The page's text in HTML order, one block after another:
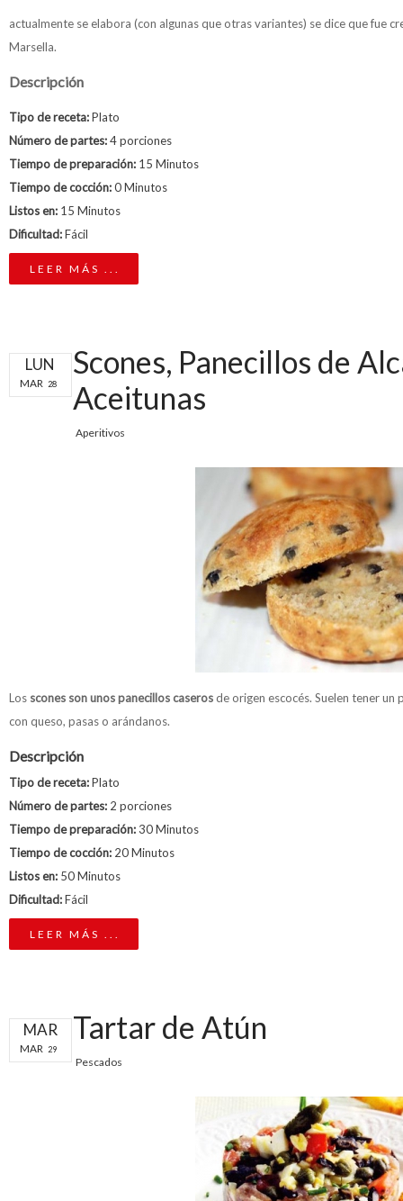
actualmente se elabora (con algunas que otras variantes) se dice que fue
Marsella.
Descripción
Tipo de receta:Plato
Número de partes:4 porciones
Tiempo de preparación: 15 Minutos
Tiempo de cocción:0 Minutos
Listos en: 15 Minutos
Dificultad:Fácil
LEER MÁS ...
LUN
MAR 28
Scones, Panecillos de
Aceitunas
Aperitivos
Los scones son unos panecillos caserosde origen escocés. Suelen tener un
con queso, pasas o arándanos.
Descripción
Tipo de receta:Plato
Número de partes: 2 porciones
Tiempo de preparación:30 Minutos
Tiempo de cocción: 20 Minutos
Listos en: 50 Minutos
Dificultad:Fácil
LEER MÁS ...
MAR
MAR 29
Tartar de Atún
Pescados